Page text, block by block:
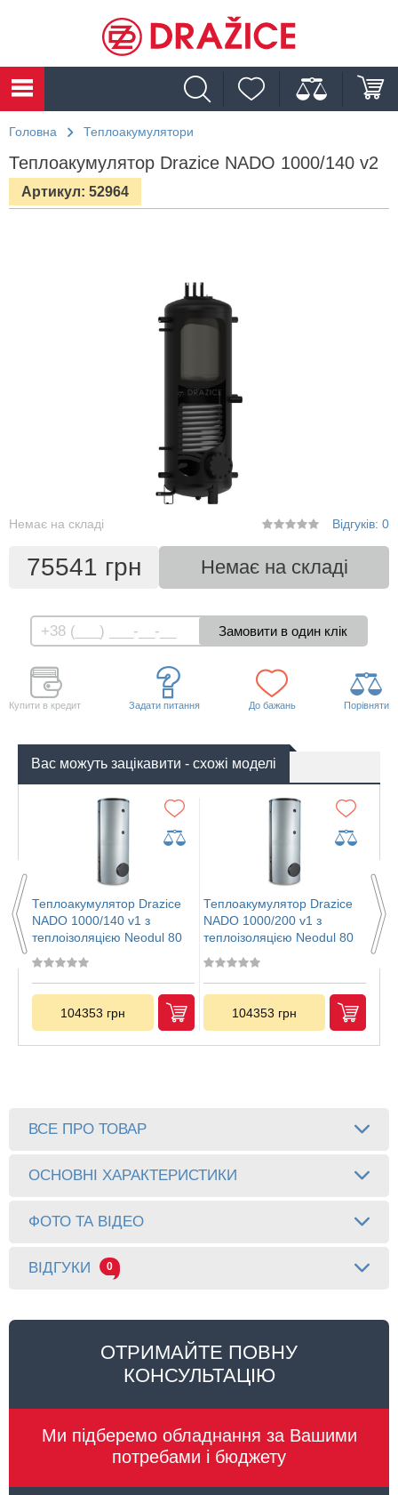
Головна Теплоакумулятори
Теплоакумулятор Drazice NADO 1000/140 v2
Артикул: 52964
Немає на складі Відгуків: 0
75541 грн Немає на складі
Купити в кредит Задати питання До бажань Порівняти
Вас можуть зацікавити - схожі моделі
Теплоакумулятор Drazice
NADO 1000/140 v1 з
теплоізоляцією Neodul 80
мм
104353 грн
Теплоакумулятор Drazice
NADO 1000/200 v1 з
теплоізоляцією Neodul 80
мм
104353 грн
мм
ВСЕ ПРО ТОВАР
ОСНОВНІ ХАРАКТЕРИСТИКИ
ФОТО ТА ВІДЕО
ВІДГУКИ 0
ОТРИМАЙТЕ ПОВНУ
КОНСУЛЬТАЦІЮ
Ми підберемо обладнання за Вашими
потребами і бюджету